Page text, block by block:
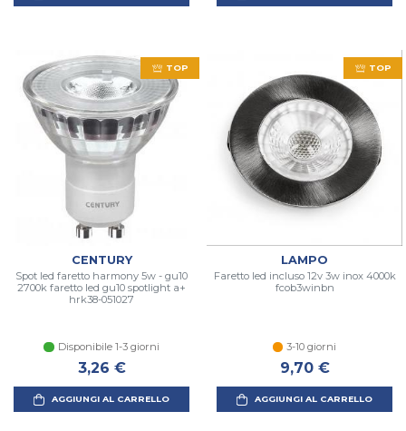
TOP
CENTURY
Spot led faretto harmony 5w - gu10
2700k faretto led gu10 spotlight a+
hrk38-051027
Disponibile 1-3 giorni
3,26 €
AGGIUNGI AL CARRELLO
TOP
LAMPO
Faretto led incluso 12v 3w inox 4000k
fcob3winbn
3-10 giorni
9,70 €
AGGIUNGI AL CARRELLO